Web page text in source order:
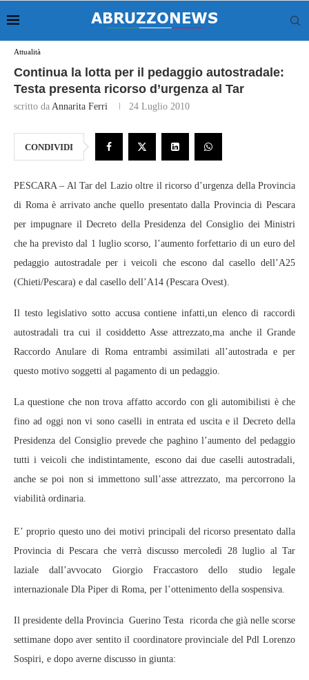
Attualità
Continua la lotta per il pedaggio autostradale:
Testa presenta ricorso d’urgenza al Tar
scritto da Annarita Ferri 24 Luglio 2010
CONDIVIDI
PESCARA – Al Tar del Lazio oltre il ricorso d’urgenza della Provincia
di Roma è arrivato anche quello presentato dalla Provincia di Pescara
per impugnare il Decreto della Presidenza del Consiglio dei Ministri
che ha previsto dal 1 luglio scorso, l’aumento forfettario di un euro del
pedaggio autostradale per i veicoli che escono dal casello dell’A25
(Chieti/Pescara) e dal casello dell’A14 (Pescara Ovest).
Il testo legislativo sotto accusa contiene infatti,un elenco di raccordi
autostradali tra cui il cosiddetto Asse attrezzato,ma anche il Grande
Raccordo Anulare di Roma entrambi assimilati all’autostrada e per
questo motivo soggetti al pagamento di un pedaggio.
La questione che non trova affatto accordo con gli automibilisti è che
fino ad oggi non vi sono caselli in entrata ed uscita e il Decreto della
Presidenza del Consiglio prevede che paghino l’aumento del pedaggio
tutti i veicoli che indistintamente, escono dai due caselli autostradali,
anche se poi non si immettono sull’asse attrezzato, ma percorrono la
viabilità ordinaria.
E’ proprio questo uno dei motivi principali del ricorso presentato dalla
Provincia di Pescara che verrà discusso mercoledì 28 luglio al Tar
laziale dall’avvocato Giorgio Fraccastoro dello studio legale
internazionale Dla Piper di Roma, per l’ottenimento della sospensiva.
Il presidente della Provincia Guerino Testa ricorda che già nelle scorse
settimane dopo aver sentito il coordinatore provinciale del Pdl Lorenzo
Sospiri, e dopo averne discusso in giunta: